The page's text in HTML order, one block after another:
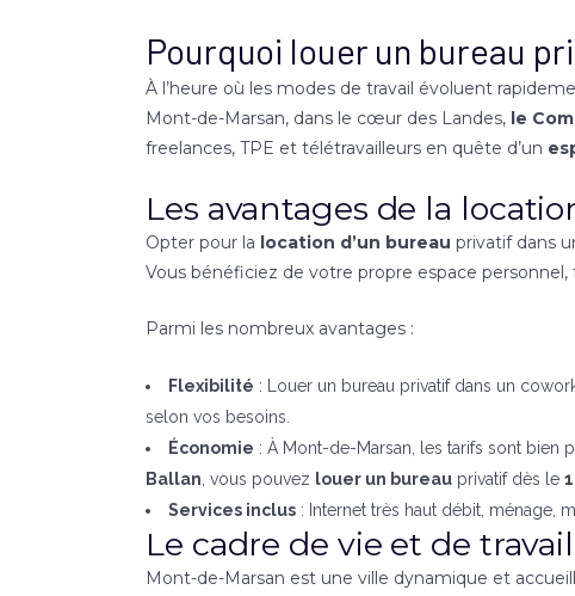
Pourquoi louer un bureau
À l’heure où les modes de travail évoluent
Mont-de-Marsan, dans le cœur des Landes, le
freelances, TPE et télétravailleurs en quête d’un
Les avantages de la
Opter pour la location d’un bureau privatif dans
Vous bénéficiez de votre propre espace
Parmi les nombreux avantages :
Flexibilité : Louer un bureau privatif dans un
selon vos besoins.
Économie : À Mont-de-Marsan, les tarifs sont bien
Ballan , vous pouvez louer un bureau privatif dès le
Services inclus : Internet très haut débit, ménage,
Le cadre de vie et de
Mont-de-Marsan est une ville dynamique et